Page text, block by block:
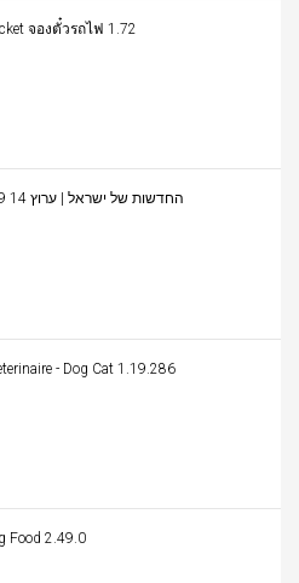
จองตั๋วรถไฟ 1.72
C14 החדשות של ישראל | ערוץ 14 7.4.9
- Dog Cat 1.19.286
Food 2.49.0